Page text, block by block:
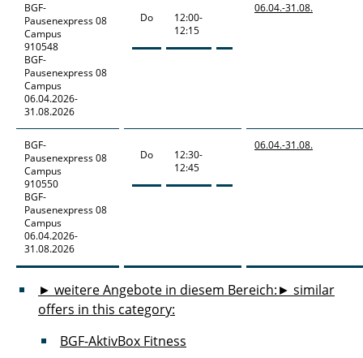
BGF-
Pausenexpress08
Campus
910548
BGF-
Pausenexpress 08
Campus
06.04.2026-
31.08.2026
Do
12:00-
12:15
06.04.-31.08.
BGF-
Pausenexpress08
Campus
910550
BGF-
Pausenexpress 08
Campus
06.04.2026-
31.08.2026
Do
12:30-
12:45
06.04.-31.08.
► weitere Angebote in diesem Bereich:► similar
offers in this category:
BGF-AktivBox Fitness